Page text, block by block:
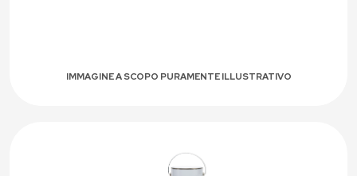
IMMAGINE A SCOPO PURAMENTE ILLUSTRATIVO